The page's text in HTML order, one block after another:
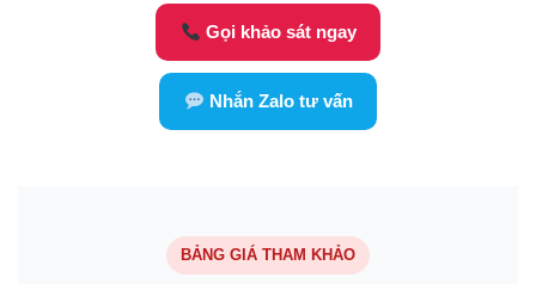
Gọi khảo sát ngay
Nhắn Zalo tư vấn
BẢNG GIÁ THAM KHẢO